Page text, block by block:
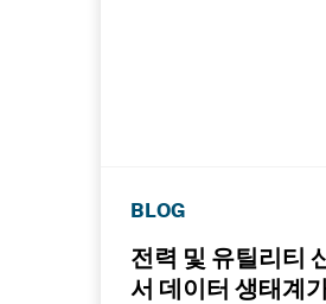
BLOG
전력 및 유틸리티
서 데이터 생태계